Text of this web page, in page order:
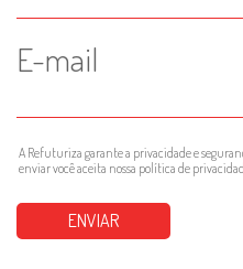
E-mail
A Refuturiza garante a privacidade e
enviar você aceita nossa política de